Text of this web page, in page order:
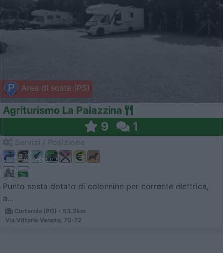
Area di sosta (PS)
Agriturismo La Palazzina
9 1
Punto sosta dotato di colonnine per corrente elettrica,
a...
Curtarolo (PD) - 53.2km
Via Vittorio Veneto, 70-72